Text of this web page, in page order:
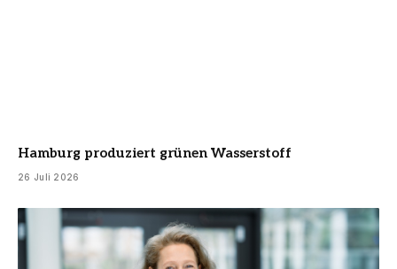
Hamburg produziert grünen Wasserstoff
26 Juli 2026